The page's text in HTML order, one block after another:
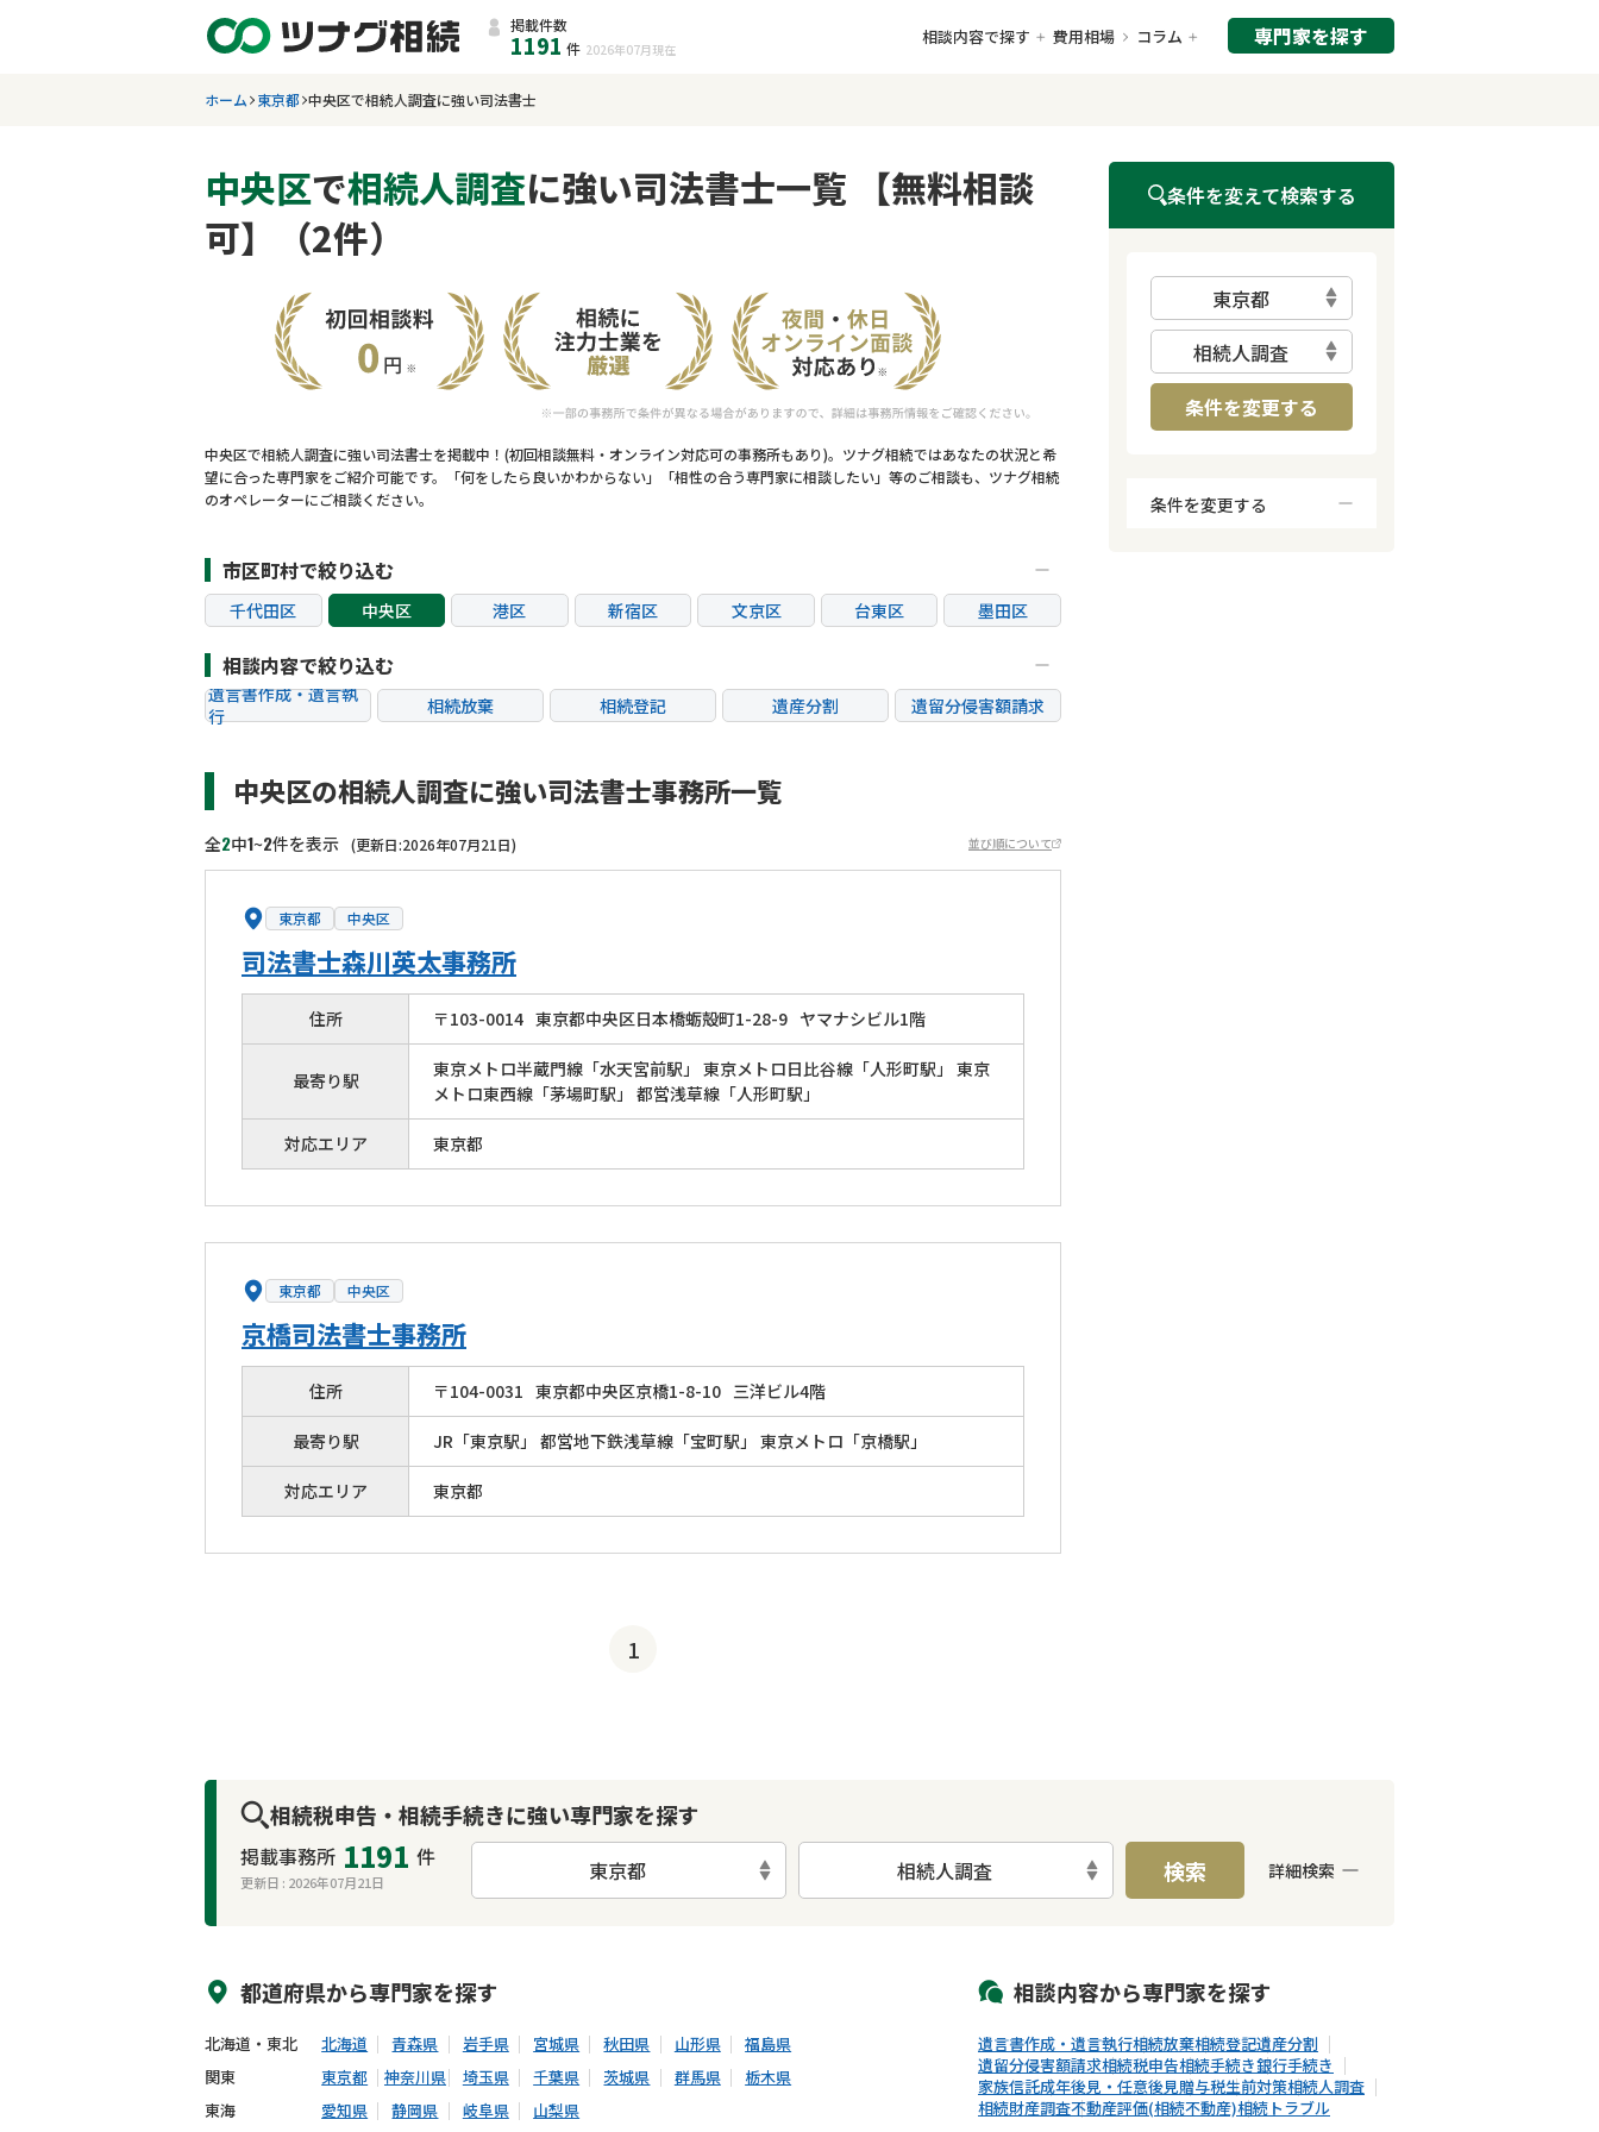
掲載件数
1191 件 2026年07月 現在
相談内容で探す 費用相場 コラム 専門家を探す
ホーム 東京都 中央区で相続人調査に強い司法書士
中央区で相続人調査に強い司法書士一覧 【無料相談
可】（2件）
中央区で相続人調査に強い司法書士を掲載中！(初回相談無料・オンライン対応可の事務所もあり)。ツナグ相続ではあなたの状況と希
望に合った専門家をご紹介可能です。「何をしたら良いかわからない」「相性の合う専門家に相談したい」等のご相談も、ツナグ相続
のオペレーターにご相談ください。
市区町村で絞り込む
千代田区 中央区 港区 新宿区 文京区 台東区
墨田区
杉並区
豊島区 北区 荒川区 板橋区 練馬区
足立区
葛飾区
江戸川区 八王子市 立川市 三鷹市 府中市
調布市
狛江市
東大和市 清瀬市 稲城市
相談内容で絞り込む
遺言書作成・遺言執
行
相続放棄 相続登記 遺産分割
遺留分侵害額請求
贈与税
生前対策 相続人調査 相続財産調査
中央区の相続人調査に強い司法書士事務所一覧
全2中1~2件を表示 (更新日:2026年07月21日) 並び順について
東京都 中央区
司法書士森川英太事務所
住所 〒103-0014 東京都中央区日本橋蛎殻町1-28-9 ヤマナシビル1階
最寄り駅
東京メトロ半蔵門線「水天宮前駅」 東京メトロ日比谷線「人形町駅」 東京
メトロ東西線「茅場町駅」 都営浅草線「人形町駅」
対応エリア 東京都
東京都 中央区
京橋司法書士事務所
住所 〒104-0031 東京都中央区京橋1-8-10 三洋ビル4階
最寄り駅 JR「東京駅」 都営地下鉄浅草線「宝町駅」 東京メトロ「京橋駅」
対応エリア 東京都
1
条件を変えて検索する
東京都
相続人調査
条件を変更する
条件を変更する
相続税申告・相続手続きに強い専門家を探す
掲載事務所 1191 件
更新日 : 2026年07月21日 東京都 相続人調査 検索 詳細検索
都道府県から専門家を探す
北海道・東北 北海道 青森県 岩手県 宮城県 秋田県 山形県
福島県
関東
東京都 神奈川県 埼玉県 千葉県 茨城県 群馬県
栃木県
東海
愛知県 静岡県 岐阜県 山梨県
相談内容から専門家を探す
遺言書作成・遺言執行相続放棄相続登記遺産分割
遺留分侵害額請求相続税申告相続手続き銀行手続き
家族信託成年後見・任意後見贈与税生前対策相続人調査
相続財産調査不動産評価(相続不動産)相続トラブル